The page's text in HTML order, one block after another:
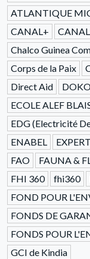
ATLANTIQUE
CANAL+
Chalco Guinea
Corps de la Paix
Direct Aid
ECOLE ALEF
EDG (Electricité
ENABEL
FAO
FAUNA &
FHI 360
fhi360
FOND POUR
FONDS DE
FONDS POUR
GCI de Kindia